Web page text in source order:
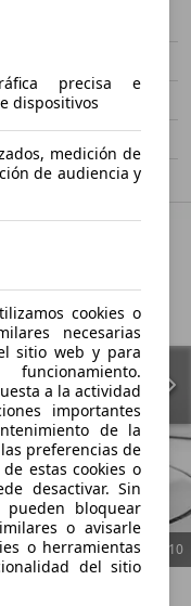
10
precisa e
dispositivos
medición de
de audiencia y
cookies o
necesarias
sitio web y para
a la actividad
importantes
de la
preferencias de
estas cookies o
desactivar. Sin
pueden bloquear
o avisarle
o herramientas
del sitio